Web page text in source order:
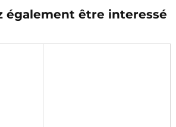
également être interessé